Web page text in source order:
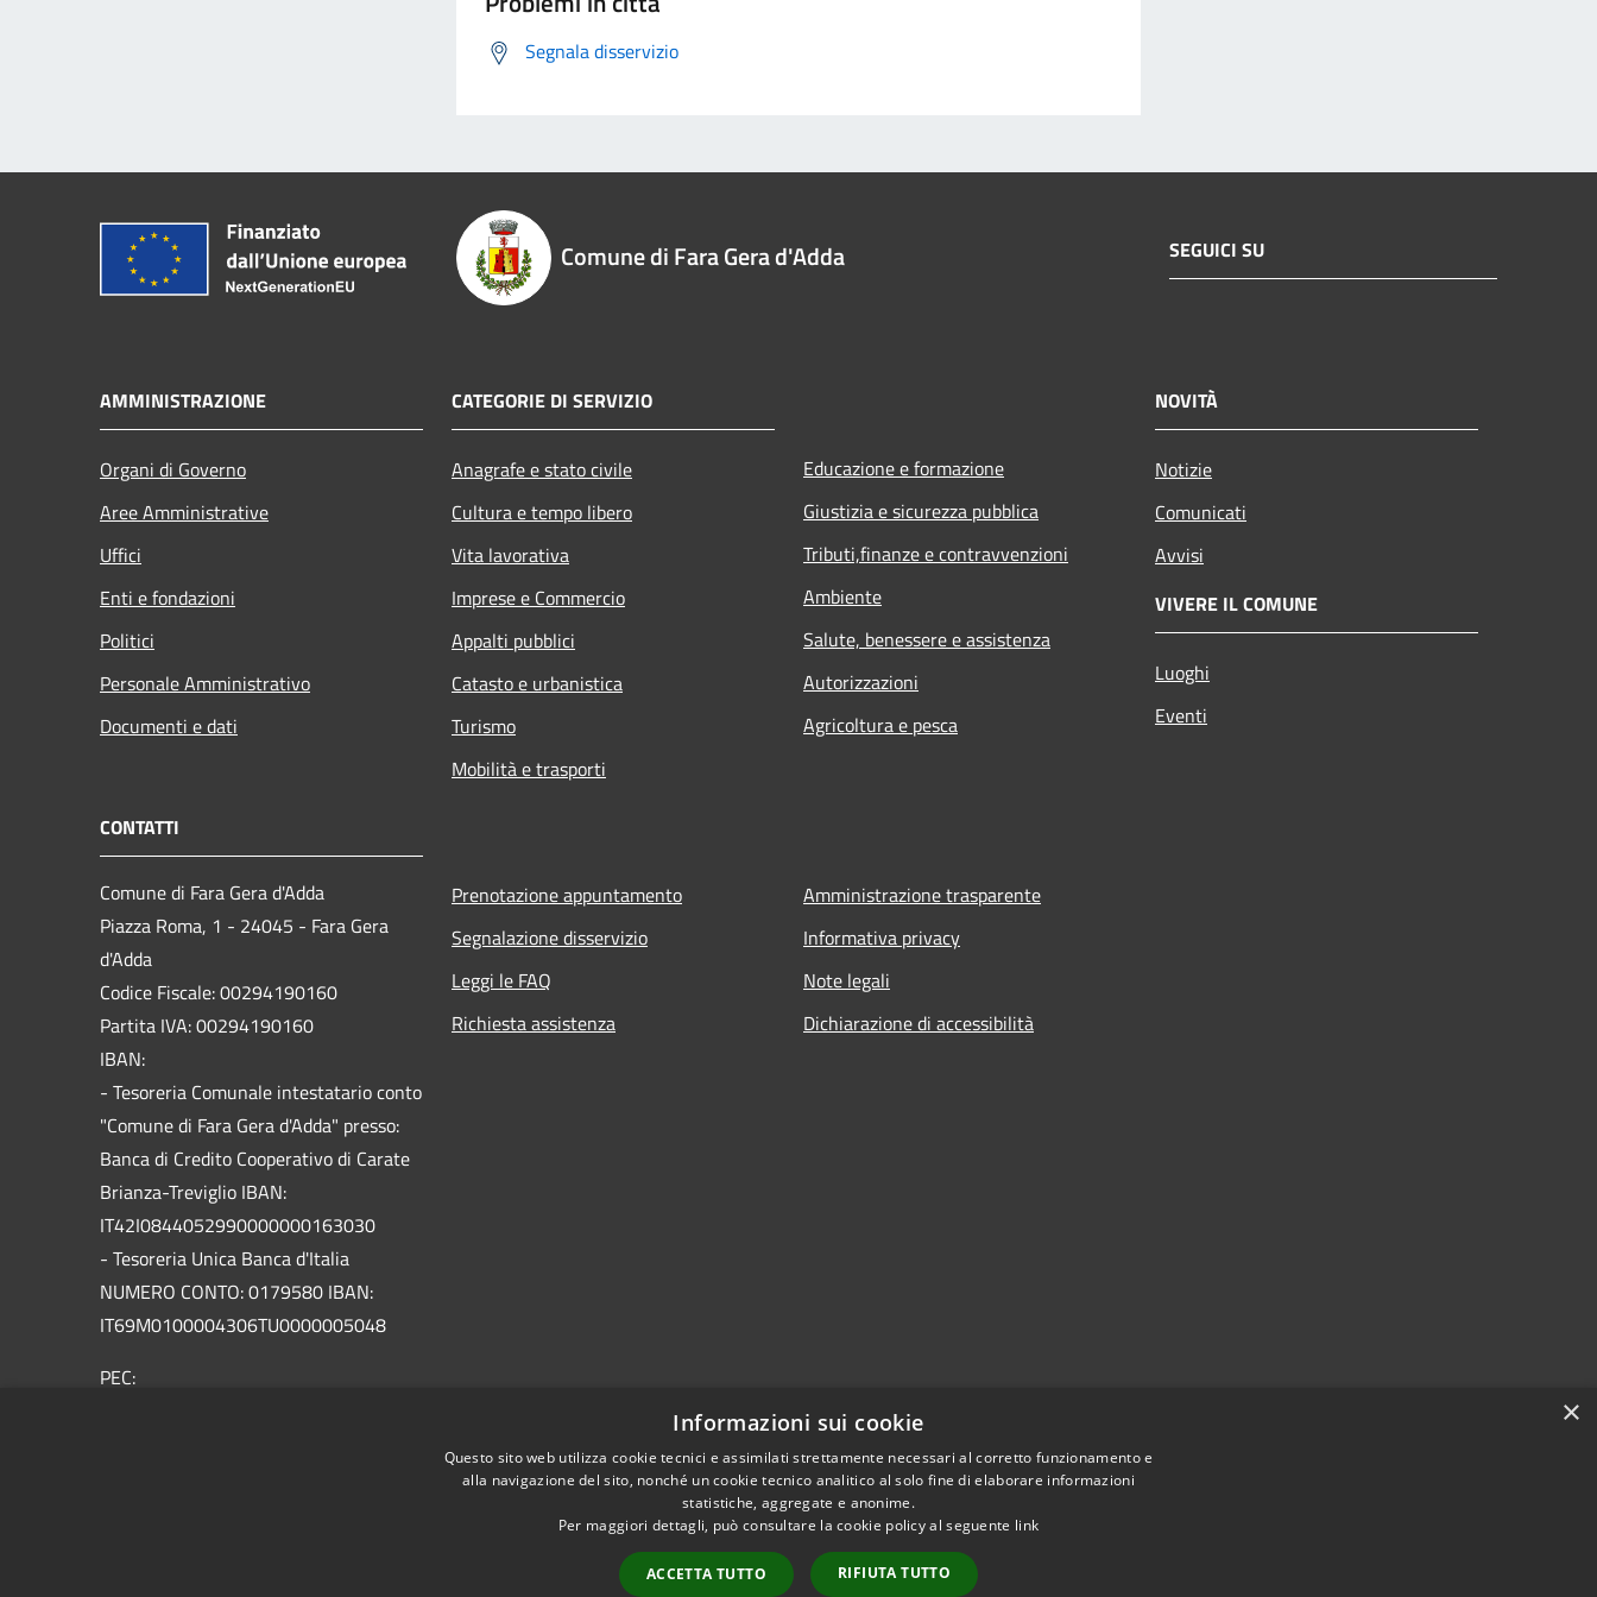
Segnala disservizio
Comune di Fara Gera d'Adda SEGUICI SU
AMMINISTRAZIONE
Organi di Governo
Aree Amministrative
Uffici
Enti e fondazioni
Politici
Personale Amministrativo
Documenti e dati
CATEGORIE DI SERVIZIO
Anagrafe e stato civile
Cultura e tempo libero
Vita lavorativa
Imprese e Commercio
Appalti pubblici
Catasto e urbanistica
Turismo
Mobilità e trasporti
Educazione e formazione
Giustizia e sicurezza pubblica
Tributi,finanze e contravvenzioni
Ambiente
Salute, benessere e assistenza
Autorizzazioni
Agricoltura e pesca
NOVITÀ
Notizie
Comunicati
Avvisi
VIVERE IL COMUNE
Luoghi
Eventi
CONTATTI
Comune di Fara Gera d'Adda
Piazza Roma, 1 - 24045 - Fara Gera
d'Adda
Codice Fiscale: 00294190160
Partita IVA: 00294190160
IBAN:
- Tesoreria Comunale intestatario conto
"Comune di Fara Gera d'Adda" presso:
Banca di Credito Cooperativo di Carate
Brianza-Treviglio IBAN:
IT42I0844052990000000163030
- Tesoreria Unica Banca d'Italia
NUMERO CONTO: 0179580 IBAN:
IT69M0100004306TU0000005048
PEC:
Prenotazione appuntamento
Segnalazione disservizio
Leggi le FAQ
Richiesta assistenza
Amministrazione trasparente
Informativa privacy
Note legali
Dichiarazione di accessibilità
Copyright © 2026 • Comune di Fara Gera d'Adda • Powered by
×
Informazioni sui cookie
Questo sito web utilizza cookie tecnici e assimilati strettamente necessari al corretto funzionamento e
alla navigazione del sito, nonché un cookie tecnico analitico al solo fine di elaborare informazioni
statistiche, aggregate e anonime.
Per maggiori dettagli, può consultare la cookie policy al seguente link
ACCETTA TUTTO RIFIUTA TUTTO